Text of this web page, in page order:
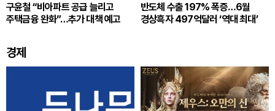
구윤철 “비아파트 공급 늘리고
주택금융 완화”…추가 대책 예고
반도체 수출 197% 폭증…6월
경상흑자 497억달러 ‘역대 최대’
경제